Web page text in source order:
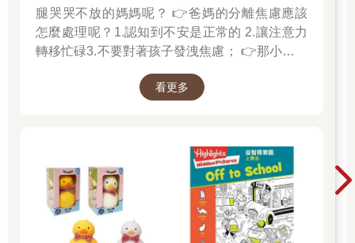
腿哭哭不放的媽媽呢？ 👉爸媽的分離焦慮應該
怎麼處理呢？1.認知到不安是正常的 2.讓注意力
轉移忙碌3.不要對著孩子發洩焦慮； 👉那小朋友
也許是熟悉的玩偶增加安全感 2.與孩子分開時請
孩子一起迎接成長的過程！真是太好了！ 🎉金石
堂開學季！爸媽好輕鬆教你一站購足！文具、書
包、書套參展品全面5折起！👉文具滿777送80
元電子禮券 👉全站商品滿1200回饋4%金幣
看更多